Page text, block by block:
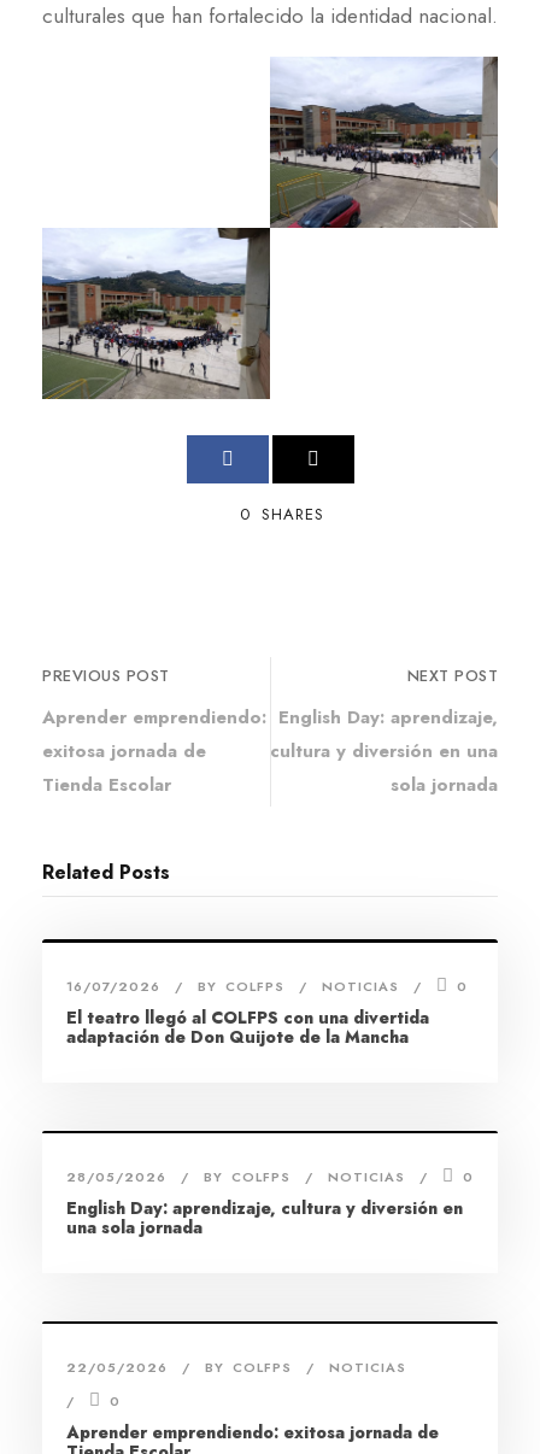
culturales que han fortalecido la identidad nacional.
0 SHARES
PREVIOUS POST
Aprender emprendiendo:
exitosa jornada de
Tienda Escolar
NEXT POST
English Day: aprendizaje,
cultura y diversión en una
sola jornada
Related Posts
16/07/2026 BY COLFPS NOTICIAS 0
El teatro llegó al COLFPS con una divertida
adaptación de Don Quijote de la Mancha
28/05/2026 BY COLFPS NOTICIAS 0
English Day: aprendizaje, cultura y diversión en
una sola jornada
22/05/2026 BY COLFPS
NOTICIAS
0
Aprender emprendiendo: exitosa jornada de